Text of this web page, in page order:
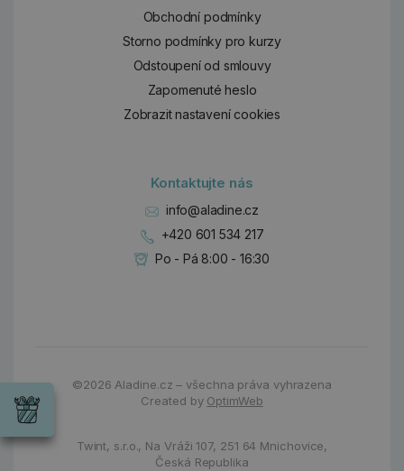
Obchodní podmínky
Storno podmínky pro kurzy
Odstoupení od smlouvy
Zapomenuté heslo
Zobrazit nastavení cookies
Kontaktujte nás
info@aladine.cz
+420 601 534 217
Po - Pá 8:00 - 16:30
©2026Aladine.cz – všechna práva vyhrazena
Created by OptimWeb
Twint, s.r.o., Na Vráži 107, 251 64 Mnichovice,
Česká Republika
Wrendale
příležitost
Chci si vybrat